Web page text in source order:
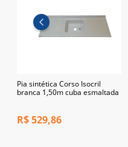
Pia sintética Corso Isocril
branca 1,50m cuba esmaltada
R$529,86